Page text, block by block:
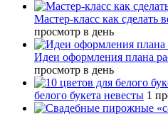
Мастер-класс как сделать
просмотр в день
Идеи оформления плана
просмотр в день
белого букета невесты 1